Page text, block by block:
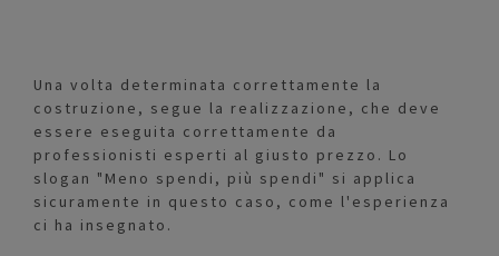
Una volta determinata correttamente la
costruzione, segue la realizzazione, che deve
essere eseguita correttamente da
professionisti esperti al giusto prezzo. Lo
slogan "Meno spendi, più spendi" si applica
sicuramente in questo caso, come l'esperienza
ci ha insegnato.